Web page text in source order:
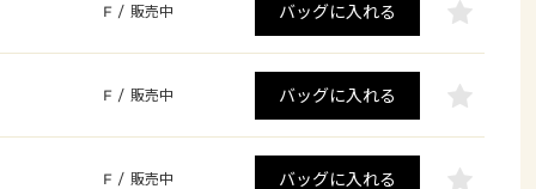
F / 販売中 バッグに入れる
F / 販売中 バッグに入れる
F / 販売中 バッグに入れる